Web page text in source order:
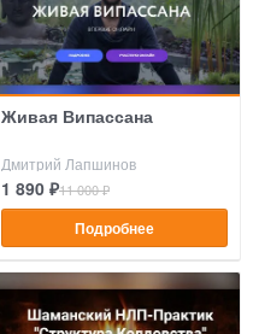
Живая Випассана
Дмитрий Лапшинов
1 890 ₽11 000 ₽
Подробнее